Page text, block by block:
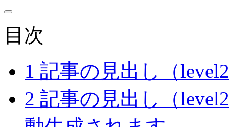
目次
1 記事の見出し（
2 記事の見出し（